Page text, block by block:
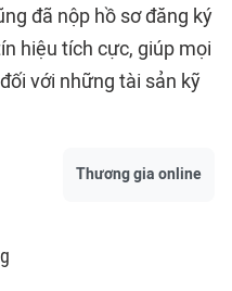
đã nộp hồ sơ đăng ký
hiệu tích cực, giúp mọi
với những tài sản kỹ
Thương gia online